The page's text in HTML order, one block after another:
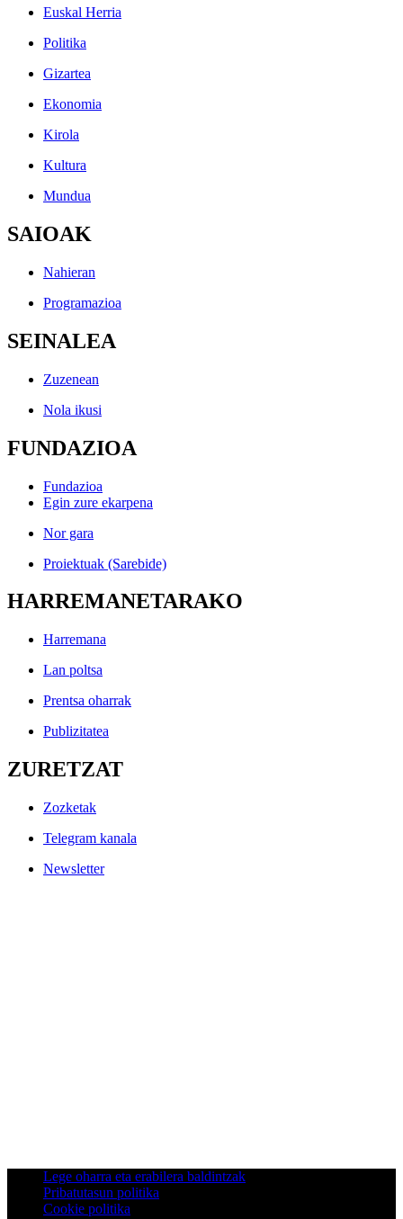
Euskal Herria
Politika
Gizartea
Ekonomia
Kirola
Kultura
Mundua
SAIOAK
Nahieran
Programazioa
SEINALEA
Zuzenean
Nola ikusi
FUNDAZIOA
Fundazioa
Egin zure ekarpena
Nor gara
Proiektuak (Sarebide)
HARREMANETARAKO
Harremana
Lan poltsa
Prentsa oharrak
Publizitatea
ZURETZAT
Zozketak
Telegram kanala
Newsletter
Lege oharra eta erabilera baldintzak
Pribatutasun politika
Cookie politika